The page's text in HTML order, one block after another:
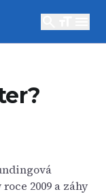
2009 a záhy